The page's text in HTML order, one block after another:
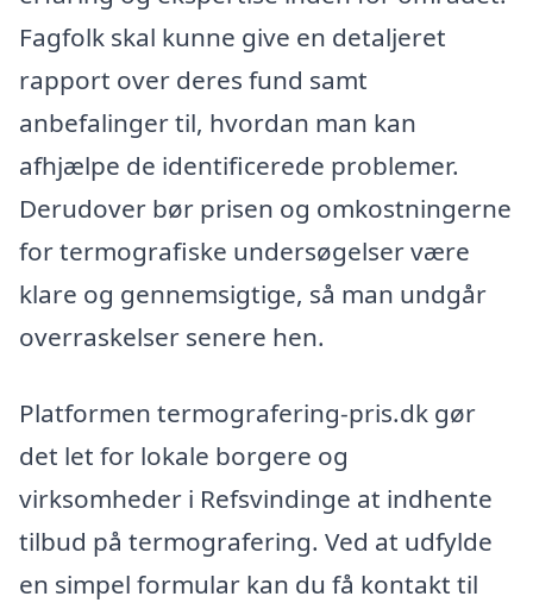
Fagfolk skal kunne give en detaljeret
rapport over deres fund samt
anbefalinger til, hvordan man kan
afhjælpe de identificerede problemer.
Derudover bør prisen og omkostningerne
for termografiske undersøgelser være
klare og gennemsigtige, så man undgår
overraskelser senere hen.
Platformen termografering-pris.dk gør
det let for lokale borgere og
virksomheder i Refsvindinge at indhente
tilbud på termografering. Ved at udfylde
en simpel formular kan du få kontakt til